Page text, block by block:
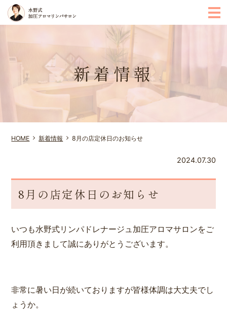
新着情報
HOME 新着情報 8月の店定休日のお知らせ
2024.07.30
8月の店定休日のお知らせ
いつも水野式リンパドレナージュ加圧アロマサロンをご
利用頂きまして誠にありがとうございます。
非常に暑い日が続いておりますが皆様体調は大丈夫でし
ょうか。